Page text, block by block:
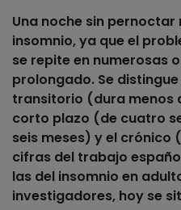
Una noche sin
insomnio, ya que el
se repite en numerosas
prolongado. Se
transitorio (dura menos
corto plazo (de cuatro
seis meses) y el crónico
cifras del trabajo
las del insomnio en
investigadores, hoy se